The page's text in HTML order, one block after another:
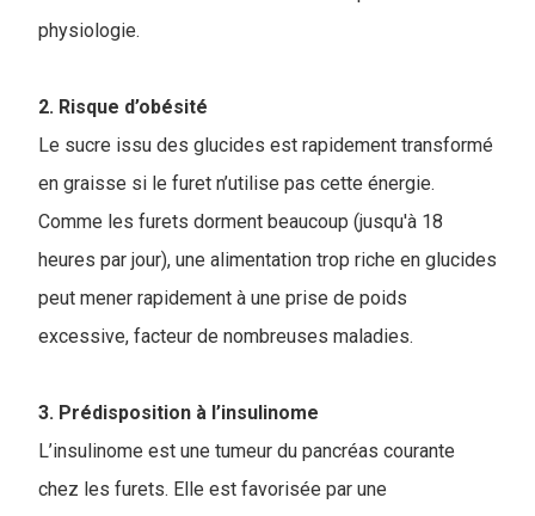
physiologie.
2. Risque d’obésité
Le sucre issu des glucides est rapidement transformé
en graisse si le furet n’utilise pas cette énergie.
Comme les furets dorment beaucoup (jusqu'à 18
heures par jour), une alimentation trop riche en glucides
peut mener rapidement à une prise de poids
excessive, facteur de nombreuses maladies.
3. Prédisposition à l’insulinome
L’insulinome est une tumeur du pancréas courante
chez les furets. Elle est favorisée par une